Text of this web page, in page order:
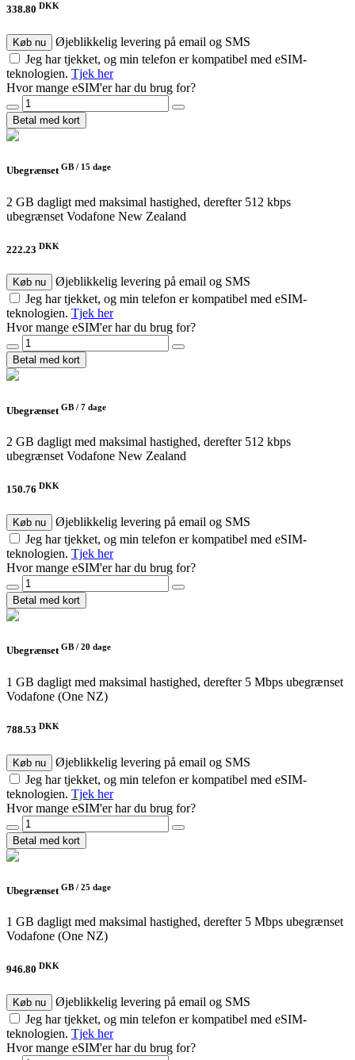
338.80 DKK
Køb nu
Øjeblikkelig levering på email og SMS
Jeg har tjekket, og min telefon er kompatibel med eSIM-
teknologien. Tjek her
Hvor mange eSIM'er har du brug for?
Betal med kort
UbegrænsetGB / 15 dage
2 GB dagligt med maksimal hastighed, derefter 512 kbps
ubegrænset Vodafone New Zealand
222.23 DKK
Køb nu
Øjeblikkelig levering på email og SMS
Jeg har tjekket, og min telefon er kompatibel med eSIM-
teknologien. Tjek her
Hvor mange eSIM'er har du brug for?
Betal med kort
UbegrænsetGB / 7 dage
2 GB dagligt med maksimal hastighed, derefter 512 kbps
ubegrænset Vodafone New Zealand
150.76 DKK
Køb nu
Øjeblikkelig levering på email og SMS
Jeg har tjekket, og min telefon er kompatibel med eSIM-
teknologien. Tjek her
Hvor mange eSIM'er har du brug for?
Betal med kort
UbegrænsetGB / 20 dage
1 GB dagligt med maksimal hastighed, derefter 5 Mbps ubegrænset
Vodafone (One NZ)
788.53 DKK
Køb nu
Øjeblikkelig levering på email og SMS
Jeg har tjekket, og min telefon er kompatibel med eSIM-
teknologien. Tjek her
Hvor mange eSIM'er har du brug for?
Betal med kort
UbegrænsetGB / 25 dage
1 GB dagligt med maksimal hastighed, derefter 5 Mbps ubegrænset
Vodafone (One NZ)
946.80 DKK
Køb nu
Øjeblikkelig levering på email og SMS
Jeg har tjekket, og min telefon er kompatibel med eSIM-
teknologien. Tjek her
Hvor mange eSIM'er har du brug for?